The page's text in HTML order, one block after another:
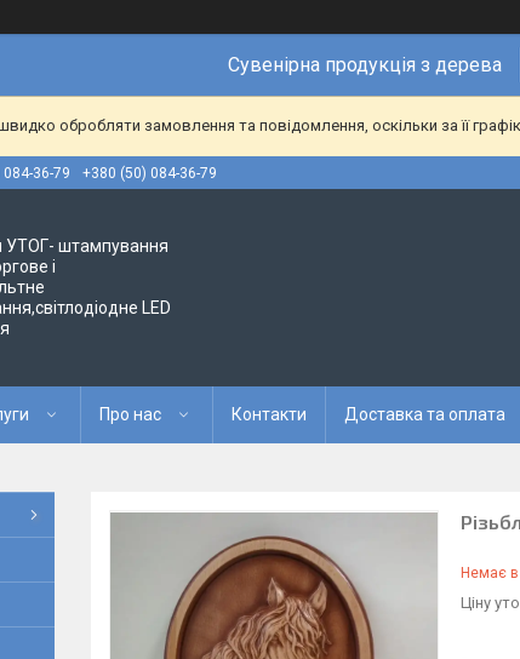
Сувенірна продукція з дерева
обробляти замовлення та повідомлення, оскільки за її
36-79 +380 (50) 084-36-79
УТОГ- штампування
і
LED
Про нас Контакти Доставка та оплата
Немає в
Ціну